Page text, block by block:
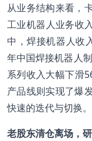
从业务结构来看，
工业机器人业务收
中，焊接机器人收
年中国焊接机器人
系列收入大幅下滑
产品线则实现了爆
快速的迭代与切换。
老股东清仓离场，